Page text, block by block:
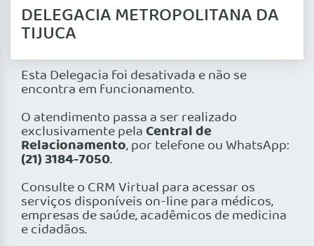
DELEGACIA METROPOLITANA DA
TIJUCA
Esta Delegacia foi desativada e não se
encontra em funcionamento.
O atendimento passa a ser realizado
exclusivamente pelaCentral de
Relacionamento, por telefone ou WhatsApp:
(21) 3184-7050.
Consulte o CRM Virtual para acessar os
serviços disponíveis on-line para médicos,
empresas de saúde, acadêmicos de medicina
e cidadãos.